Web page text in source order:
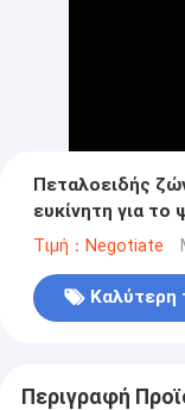
Πεταλοειδής
ευκίνητη για το
ξεραίνει
Τιμή：Negotiate
Καλύτερη
Περιγραφή